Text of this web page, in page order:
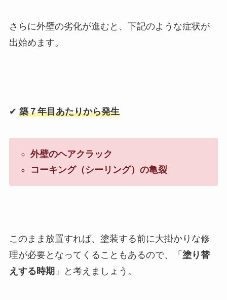
さらに外壁の劣化が進むと、下記のような症状が
出始めます。
✔︎ 築７年目あたりから発生
外壁のヘアクラック
コーキング（シーリング）の亀裂
このまま放置すれば、塗装する前に大掛かりな修
理が必要となってくることもあるので、「 塗り替
えする時期 」と考えましょう。